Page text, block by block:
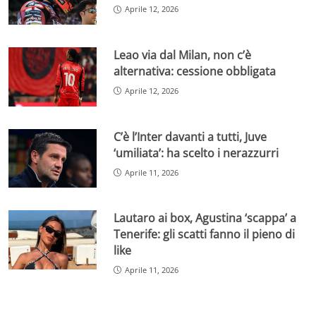
Aprile 12, 2026
Leao via dal Milan, non c’è
alternativa: cessione obbligata
Aprile 12, 2026
C’è l’Inter davanti a tutti, Juve
‘umiliata’: ha scelto i nerazzurri
Aprile 11, 2026
Lautaro ai box, Agustina ‘scappa’ a
Tenerife: gli scatti fanno il pieno di
like
Aprile 11, 2026